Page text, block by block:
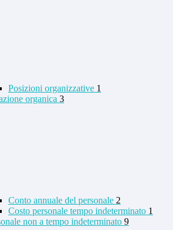
Posizioni organizzative 1
organica 3
Conto annuale del personale 2
Costo personale tempo indeterminato 1
non a tempo indeterminato 9